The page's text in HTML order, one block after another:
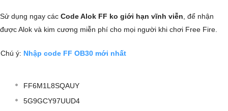
Sử dụng ngay các Code Alok FF ko giới hạn vĩnh viễn , để nhận
được Alok và kim cương miễn phí cho mọi người khi chơi Free Fire.
Chú ý: Nhập code FF OB30 mới nhất
FF6M1L8SQAUY
5G9GCY97UUD4